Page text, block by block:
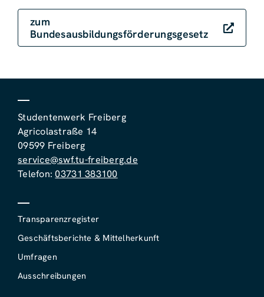
zum
Bundesausbildungsförderungsgesetz
Studentenwerk Freiberg
Agricolastraße 14
09599 Freiberg
service@swf.tu-freiberg.de
Telefon:03731 383100
Transparenzregister
Geschäftsberichte & Mittelherkunft
Umfragen
Ausschreibungen